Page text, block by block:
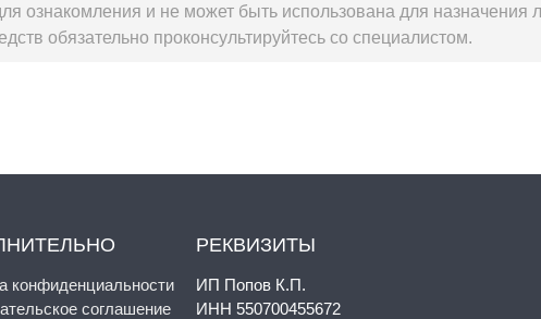
ознакомления и не может быть использована для назначения
обязательно проконсультируйтесь со специалистом.
конфиденциальности
соглашение
РЕКВИЗИТЫ
ИП Попов К.П.
ИНН 550700455672